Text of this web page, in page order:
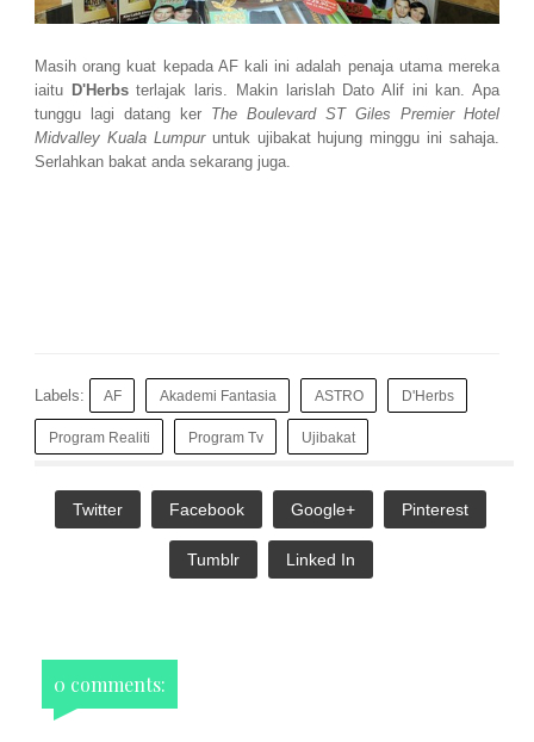
Masih orang kuat kepada AF kali ini adalah penaja utama mereka
iaitu D'Herbsterlajak laris. Makin larislah Dato Alif ini kan. Apa
tunggu lagi datang ker The Boulevard ST Giles Premier Hotel
Midvalley Kuala Lumpuruntuk ujibakat hujung minggu ini sahaja.
Serlahkan bakat anda sekarang juga.
Labels: AF Akademi Fantasia ASTRO D'Herbs
Program Realiti Program Tv Ujibakat
Twitter Facebook Google+ Pinterest
Tumblr Linked In
0 comments: